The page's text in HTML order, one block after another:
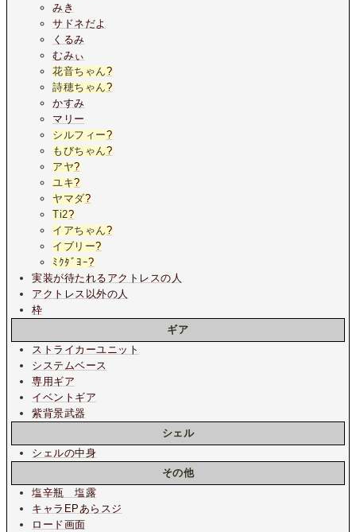
みき
サドネだよ
くるみ
むみぃ
花音ちゃん?
詩穂ちゃん?
かすみ
マリー
シルフィー?
もびちゃん?
アヤ?
ユキ?
ヤマダ?
Ti2?
イアちゃん?
イブリー?
ﾐｸﾀﾞﾖｰ?
実装が待たれるアクトレスの人
アクトレス以外の人
枠
ギア
ストライカーユニット
システムベース
専用ギア
イベントギア
紫背景武器
シェル
シェルの中身
その他
塩辛瓶 塩露
キャラEPあらスジ
ロード画面